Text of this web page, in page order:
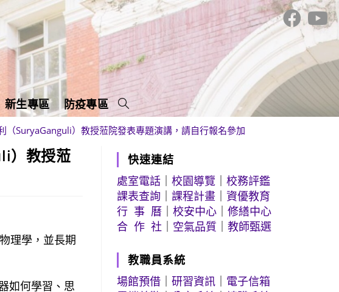
新生專區 防疫專區
SuryaGanguli）教授蒞院發表專題演講，請自行報名參加
）教授蒞
理學，並長期
如何學習、思
快速連結
處室電話 ｜校園導覽 ｜校務評鑑
課表查詢 ｜課程計畫 ｜資優教育
行 事 曆 ｜校安中心 ｜修繕中心
合 作 社
空氣品質 ｜教師甄選
教職員系統
場館預借 ｜研習資訊
電子信箱